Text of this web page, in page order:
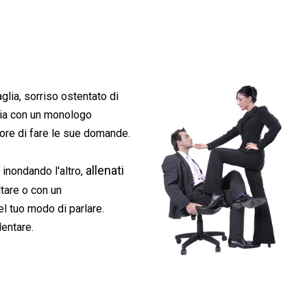
sorriso ostentato di
con un monologo
di fare le sue domande.
l'altro, allenati
o con un
tuo modo di parlare.